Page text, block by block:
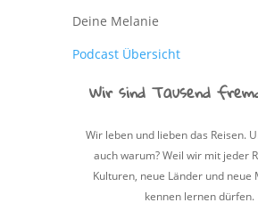
Deine Melanie
Podcast Übersicht
Wir sind Tausend
Wir leben und lieben das Reisen.
auch warum? Weil wir mit jeder
Kulturen, neue Länder und neue
kennen lernen dürfen.